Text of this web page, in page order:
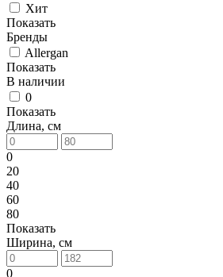
Хит
Показать
Бренды
Allergan
Показать
В наличии
0
Показать
Длина, см
0
20
40
60
80
Показать
Ширина, см
0